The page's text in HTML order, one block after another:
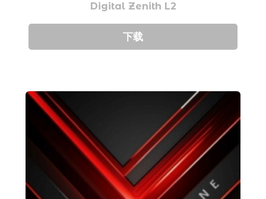
Digital Zenith L2
下载